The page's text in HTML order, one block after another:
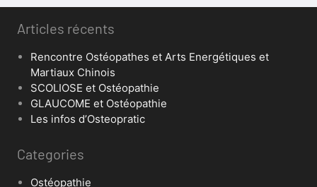
Articles récents
Rencontre Ostéopathes et Arts Energétiques et
Martiaux Chinois
SCOLIOSE et Ostéopathie
GLAUCOME et Ostéopathie
Les infos d’Osteopratic
Categories
Ostéopathie